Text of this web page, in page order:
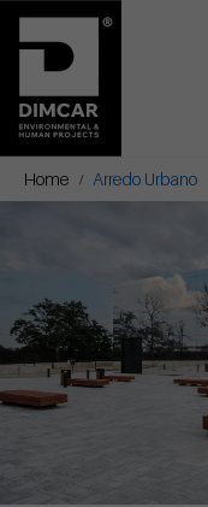
Home Arredo Urbano